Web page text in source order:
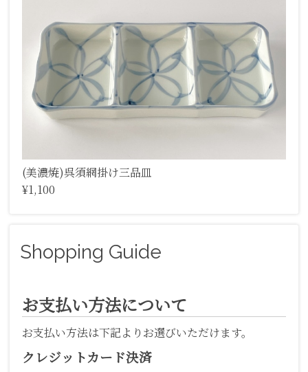
(美濃焼)呉須網掛け三品皿
¥1,100
Shopping Guide
お支払い方法について
お支払い方法は下記よりお選びいただけます。
クレジットカード決済